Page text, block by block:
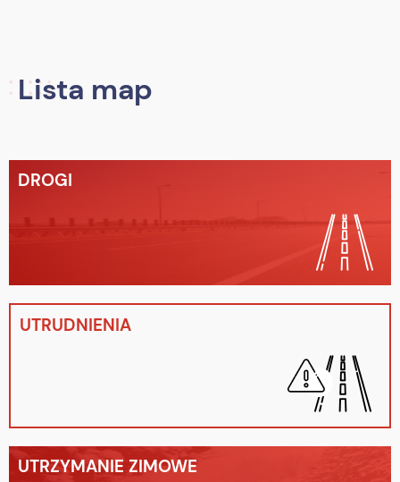
Lista map
DROGI
UTRUDNIENIA
UTRZYMANIE ZIMOWE